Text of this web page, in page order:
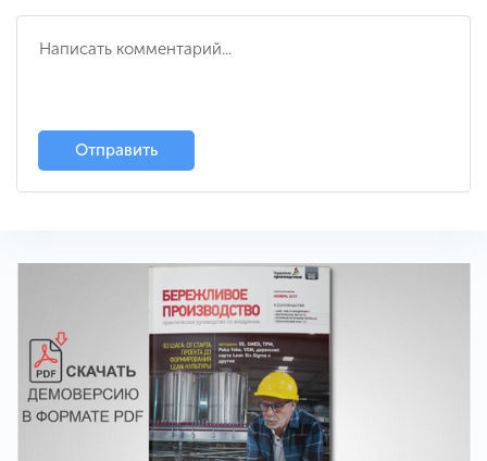
Отправить